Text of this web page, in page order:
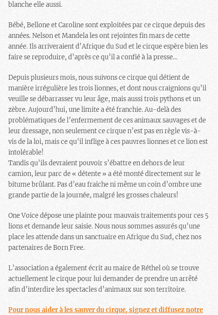
blanche elle aussi.
Bébé, Bellone et Caroline sont exploitées par ce cirque depuis des
années. Nelson et Mandela les ont rejointes fin mars de cette
année. Ils arriveraient d’Afrique du Sud et le cirque espère bien les
faire se reproduire, d’après ce qu’il a confié à la presse…
Depuis plusieurs mois, nous suivons ce cirque qui détient de
manière irrégulière les trois lionnes, et dont nous craignions qu’il
veuille se débarrasser vu leur âge, mais aussi trois pythons et un
zèbre. Aujourd’hui, une limite a été franchie. Au-delà des
problématiques de l’enfermement de ces animaux sauvages et de
leur dressage, non seulement ce cirque n’est pas en règle vis-à-
vis de la loi, mais ce qu’il inflige à ces pauvres lionnes et ce lion est
intolérable!
Tandis qu’ils devraient pouvoir s’ébattre en dehors de leur
camion, leur parc de « détente » a été monté directement sur le
bitume brûlant. Pas d’eau fraiche ni même un coin d’ombre une
grande partie de la journée, malgré les grosses chaleurs!
One Voice dépose une plainte pour mauvais traitements pour ces 5
lions et demande leur saisie. Nous nous sommes assurés qu’une
place les attende dans un sanctuaire en Afrique du Sud, chez nos
partenaires de Born Free.
L’association a également écrit au maire de Réthel où se trouve
actuellement le cirque pour lui demander de prendre un arrêté
afin d’interdire les spectacles d’animaux sur son territoire.
Pour nous aider à les sauver du cirque, signez et diffusez notre